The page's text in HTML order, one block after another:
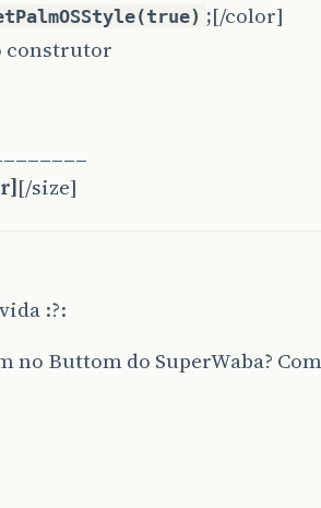
;[/color]
construtor
[/size]
:?:
no Buttom do SuperWaba?